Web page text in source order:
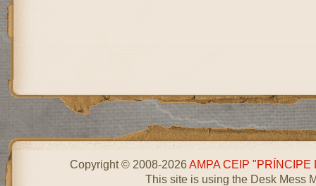
Copyright © 2008-2026AMPA CEIP "PRÍNCIPE
This site is using the Desk Mess